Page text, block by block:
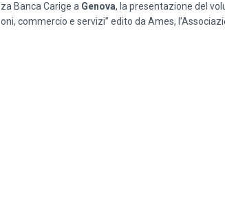
Banca Carige a Genova, la presentazione del
commercio e servizi” edito da Ames,